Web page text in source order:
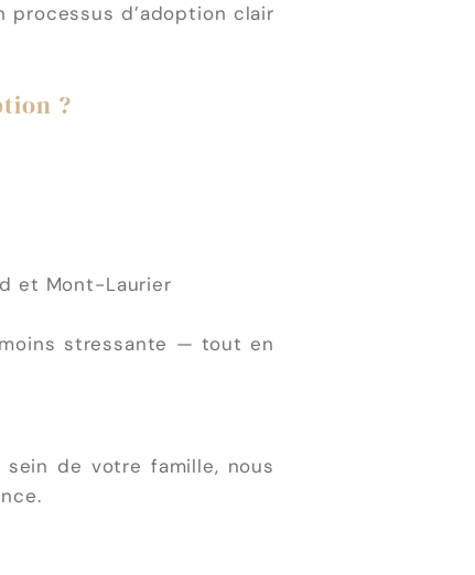
d’adoption clair
?
et Mont-Laurier
stressante — tout en
de votre famille, nous